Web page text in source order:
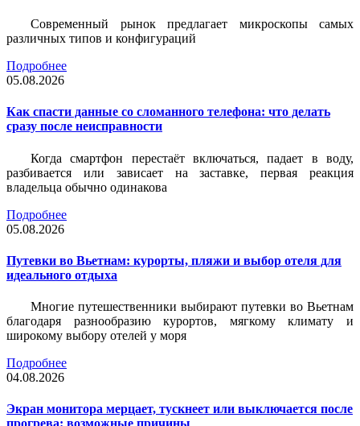
Современный рынок предлагает микроскопы самых
различных типов и конфигураций
Подробнее
05.08.2026
Как спасти данные со сломанного телефона: что делать
сразу после неисправности
Когда смартфон перестаёт включаться, падает в воду,
разбивается или зависает на заставке, первая реакция
владельца обычно одинакова
Подробнее
05.08.2026
Путевки во Вьетнам: курорты, пляжи и выбор отеля для
идеального отдыха
Многие путешественники выбирают путевки во Вьетнам
благодаря разнообразию курортов, мягкому климату и
широкому выбору отелей у моря
Подробнее
04.08.2026
Экран монитора мерцает, тускнеет или выключается после